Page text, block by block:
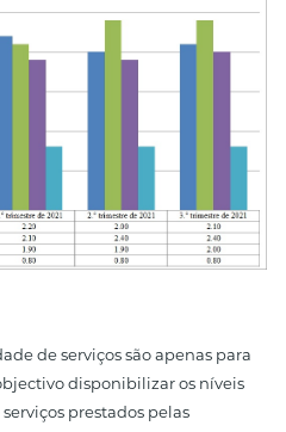
de serviços são apenas para
disponibilizar os níveis
prestados pelas